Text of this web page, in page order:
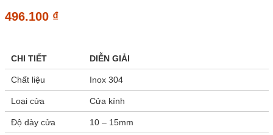
496.100 ₫
CHI TIẾT DIỄN GIẢI
Chất liệu Inox 304
Loại cửa Cửa kính
Độ dày cửa 10 – 15mm